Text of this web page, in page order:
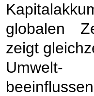
globalen
zeigt
Umwelt-